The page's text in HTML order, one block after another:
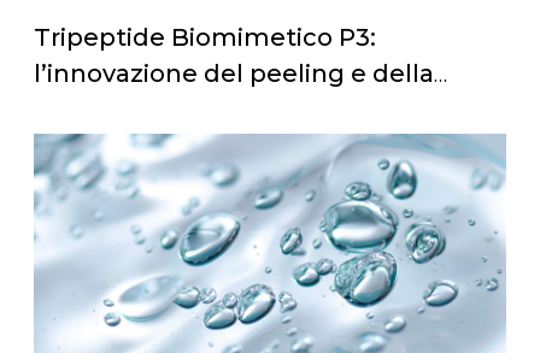
Tripeptide Biomimetico P3:
l’innovazione del peeling e della